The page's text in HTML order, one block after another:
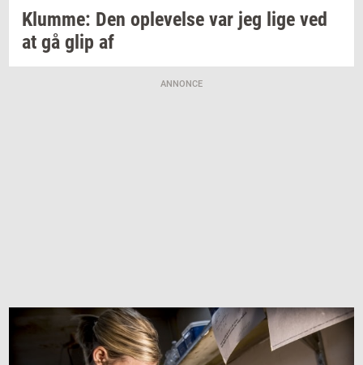
Klum­me: Den op­le­vel­se var jeg lige ved
at gå glip af
ANNONCE